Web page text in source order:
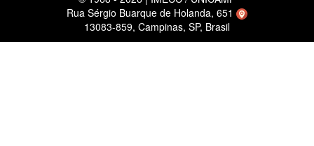
Rua Sérgio Buarque de Holanda, 651
13083-859, Campinas, SP, Brasil